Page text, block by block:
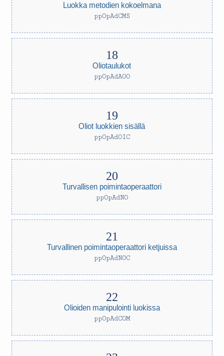
Luokka metodien kokoelmana
ppOpAdCMS
Oliotaulukot
ppOpAdAOO
Oliot luokkien sisällä
ppOpAdOIC
Turvallisen poimintaoperaattori
ppOpAdNO
Turvallinen poimintaoperaattori ketjuissa
ppOpAdNOC
Olioiden manipulointi luokissa
ppOpAdCOM